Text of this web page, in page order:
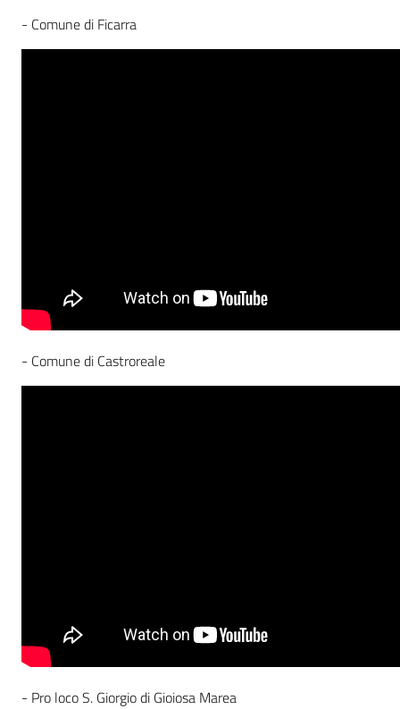
- Comune di Ficarra
- Comune di Castroreale
- Pro loco S. Giorgio di Gioiosa Marea